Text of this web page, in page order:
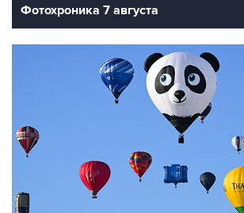
Фотохроника 7 августа